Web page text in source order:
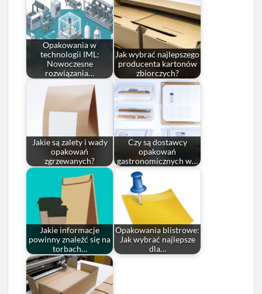
Opakowania w
technologii IML:
Nowoczesne
rozwiązania…
Jak wybrać najlepszego
producenta kartonów
zbiorczych?
Jakie są zalety i wady
opakowań
zgrzewanych?
Czy są dostawcy
opakowań
gastronomicznych w…
Jakie informacje
powinny znaleźć się na
torbach…
Opakowania blistrowe:
Jak wybrać najlepsze
dla…